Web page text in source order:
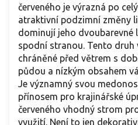
červeného je výrazná po
atraktivní podzimní změny
dominují jeho dvoubarevné
spodní stranou. Tento druh
chráněné před větrem s
půdou a nízkým obsahem
Je významný svou
přínosem pro krajinářské
červeného vhodný strom
využití. Není to jen